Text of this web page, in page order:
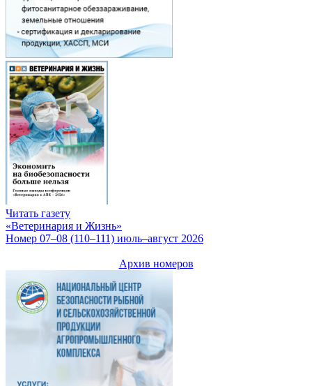
Читать газету
«Ветеринария и Жизнь»
Номер 07–08 (110–111) июль–август 2026
Архив номеров